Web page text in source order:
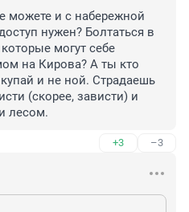
можете и с набережной
нужен? Болтаться в
могут себе
на Кирова? А ты кто
и не ной. Страдаешь
(скорее, зависти) и
лесом.
+3 –3